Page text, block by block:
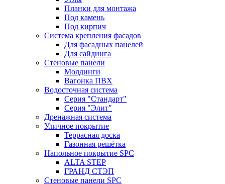
Планки для монтажа
Под камень
Под кирпич
Система крепления фасадов
Для фасадных панелей
Для сайдинга
Стеновые панели
Молдинги
Вагонка ПВХ
Водосточная система
Серия "Стандарт"
Серия "Элит"
Дренажная система
Уличное покрытие
Террасная доска
Газонная решётка
Напольное покрытие SPC
ALTA STEP
ГРАНД СТЭП
Стеновые панели SPC